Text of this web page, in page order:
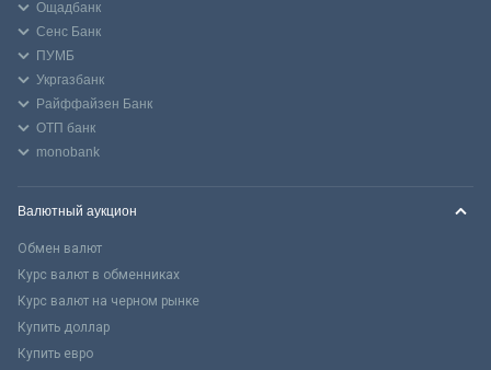
Ощадбанк
Сенс Банк
ПУМБ
Укргазбанк
Райффайзен Банк
ОТП банк
monobank
Валютный аукцион
Обмен валют
Курс валют в обменниках
Курс валют на черном рынке
Купить доллар
Купить евро